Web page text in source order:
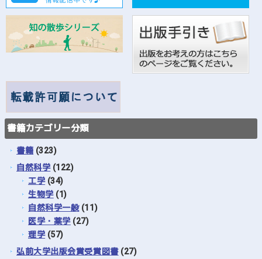
書籍カテゴリー分類
書籍 (323)
自然科学(122)
工学(34)
生物学(1)
自然科学一般(11)
医学・薬学(27)
理学(57)
弘前大学出版会賞受賞図書(27)